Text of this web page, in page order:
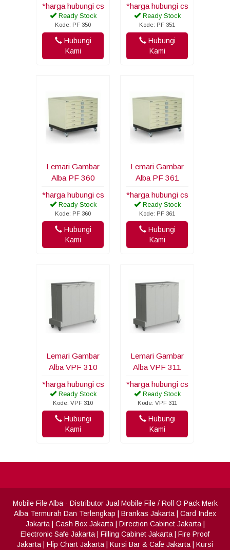
*harga hubungi cs
Ready Stock
Kode: PF 350
Hubungi
Kami
*harga hubungi cs
Ready Stock
Kode: PF 351
Hubungi
Kami
Lemari Gambar
Alba PF 360
*harga hubungi cs
Ready Stock
Kode: PF 360
Hubungi
Kami
Lemari Gambar
Alba PF 361
*harga hubungi cs
Ready Stock
Kode: PF 361
Hubungi
Kami
Lemari Gambar
Alba VPF 310
*harga hubungi cs
Ready Stock
Kode: VPF 310
Hubungi
Kami
Lemari Gambar
Alba VPF 311
*harga hubungi cs
Ready Stock
Kode: VPF 311
Hubungi
Kami
Mobile File Alba- Distributor Jual Mobile File / Roll O Pack Merk
Alba Termurah Dan Terlengkap | Brankas Jakarta | Card Index
Jakarta| Cash Box Jakarta| Direction Cabinet Jakarta|
Electronic Safe Jakarta | Filling Cabinet Jakarta | Fire Proof
Jakarta | Flip Chart Jakarta | Kursi Bar & Cafe Jakarta | Kursi